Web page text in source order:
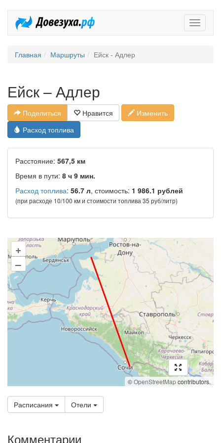
Главная Маршруты Ейск - Адлер
Ейск – Адлер
Поделиться Нравится
Изменить
Расход топлива
Расстояние: 567,5 км
Время в пути: 8 ч 9 мин.
Расход топлива: 56.7 л, стоимость: 1 986.1 рублей
(при расходе 10/100 км и стоимости топлива 35 руб/литр)
+
–
©OpenStreetMapcontributors.
Расписания Отели
Комментарии